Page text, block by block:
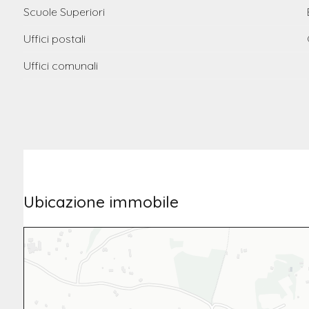
Scuole Superiori
Uffici postali
Uffici comunali
Ubicazione immobile